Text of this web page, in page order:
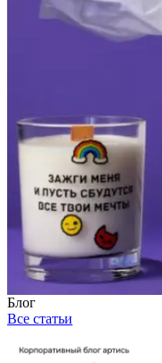
Блог
Все статьи